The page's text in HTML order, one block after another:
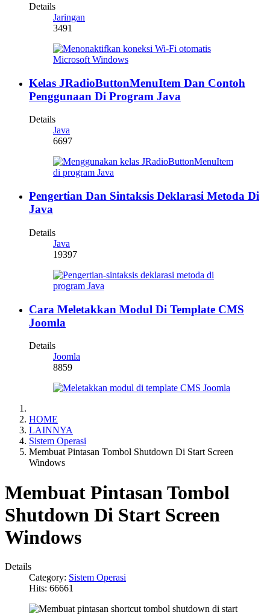
Details
Jaringan
3491
Kelas JRadioButtonMenuItem Dan Contoh
Penggunaan Di Program Java
Details
Java
6697
Pengertian Dan Sintaksis Deklarasi Metoda Di
Java
Details
Java
19397
Cara Meletakkan Modul Di Template CMS
Joomla
Details
Joomla
8859
HOME
LAINNYA
Sistem Operasi
Membuat Pintasan Tombol Shutdown Di Start Screen
Windows
Membuat Pintasan Tombol
Shutdown Di Start Screen
Windows
Details
Category: Sistem Operasi
Hits: 66661